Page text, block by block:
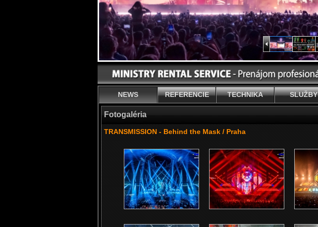
NEWS REFERENCIE TECHNIKA SLUŽBY
Fotogaléria
TRANSMISSION - Behind the Mask / Praha